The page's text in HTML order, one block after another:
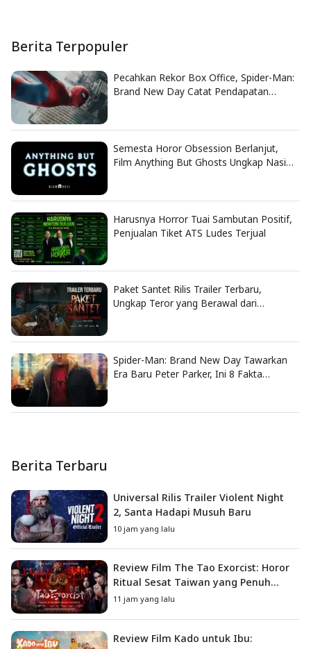
Berita Terpopuler
Pecahkan Rekor Box Office, Spider-Man:
Brand New Day Catat Pendapatan
Semesta Horor Obsession Berlanjut,
Film Anything But Ghosts Ungkap Nasib
Harusnya Horror Tuai Sambutan Positif,
Penjualan Tiket ATS Ludes Terjual
Paket Santet Rilis Trailer Terbaru,
Ungkap Teror yang Berawal dari
Spider-Man: Brand New Day Tawarkan
Era Baru Peter Parker, Ini 8 Fakta
Berita Terbaru
Universal Rilis Trailer Violent Night
2, Santa Hadapi Musuh Baru
10 jam yang lalu
Review Film The Tao Exorcist: Horor
Ritual Sesat Taiwan yang Penuh
Misteri dan Teror Psikologis
11 jam yang lalu
Review Film Kado untuk Ibu: